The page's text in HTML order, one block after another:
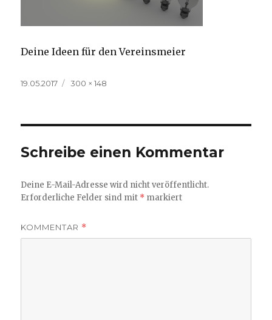
Deine Ideen für den Vereinsmeier
Veröffentlicht
19.05.2017
Volle
300 × 148
Schreibe einen Kommentar
Deine E-Mail-Adresse wird nicht veröffentlicht.
Erforderliche Felder sind mit * markiert
KOMMENTAR *